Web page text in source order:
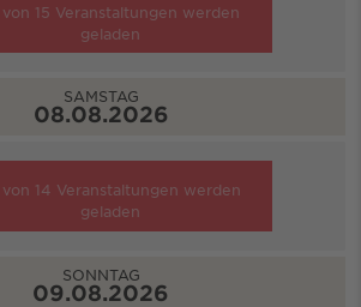
von 15 Veranstaltungen werden
geladen
SAMSTAG
08.08.2026
von 14 Veranstaltungen werden
geladen
SONNTAG
09.08.2026